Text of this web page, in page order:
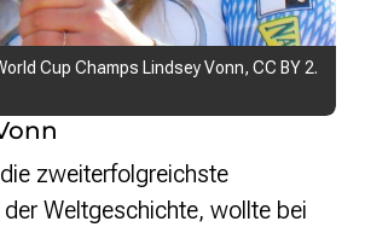
Cup Champs Lindsey Vonn, CC BY 2.
zweiterfolgreichste
der Weltgeschichte, wollte bei